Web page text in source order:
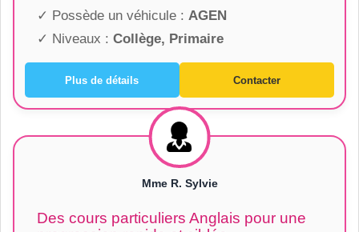
✓ Possède un véhicule : AGEN
✓ Niveaux : Collège, Primaire
Plus de détails Contacter
Mme R. Sylvie
Des cours particuliers Anglais pour une